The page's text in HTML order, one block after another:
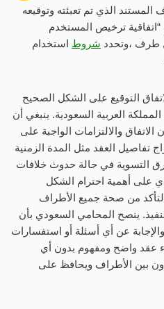
المستند الذي تم تعبئته وتوقيعه
ترخيص المستخدم
طرف ،وتحدد شروط استخدام
التوقيع على الشكل الصحيح
العربية السعودية. ينبغي أن
والالتزامات الواجبة على
تفاصيل العقد مثل المدة الزمنية
التسوية في حالة حدوث خلافات
على أهمية احترام الشكل
من صحة جميع الأطراف
ينصح المحامي السعودي بأن
عن أي أسئلة أو استفسارات
عقد واضح ومفهوم بدون أي
بين الأطراف ويحافظ على